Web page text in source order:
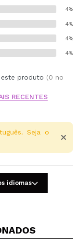
4%
4%
4%
4%
este produto (0 no
RECENTES
foto
Seja o
idiomas